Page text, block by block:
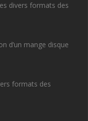
divers formats des
d’un mange disque
formats des